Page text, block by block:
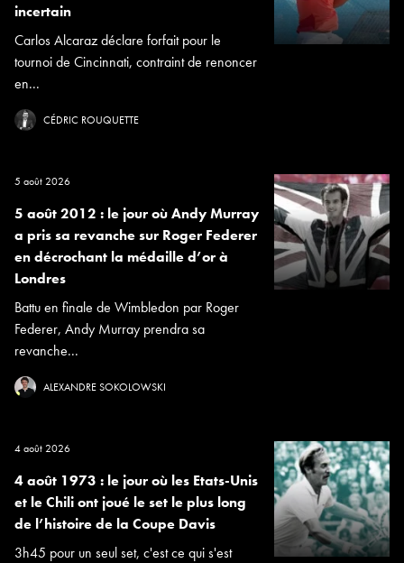
incertain
Carlos Alcaraz déclare forfait pour le
tournoi de Cincinnati, contraint de renoncer
en...
CÉDRIC ROUQUETTE
5 août 2026
5 août 2012 : le jour où Andy Murray
a pris sa revanche sur Roger Federer
en décrochant la médaille d’or à
Londres
Battu en finale de Wimbledon par Roger
Federer, Andy Murray prendra sa
revanche...
ALEXANDRE SOKOLOWSKI
4 août 2026
4 août 1973 : le jour où les Etats-Unis
et le Chili ont joué le set le plus long
de l’histoire de la Coupe Davis
3h45 pour un seul set, c'est ce qui s'est